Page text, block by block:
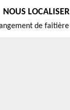
NOUS LOCALISER
de